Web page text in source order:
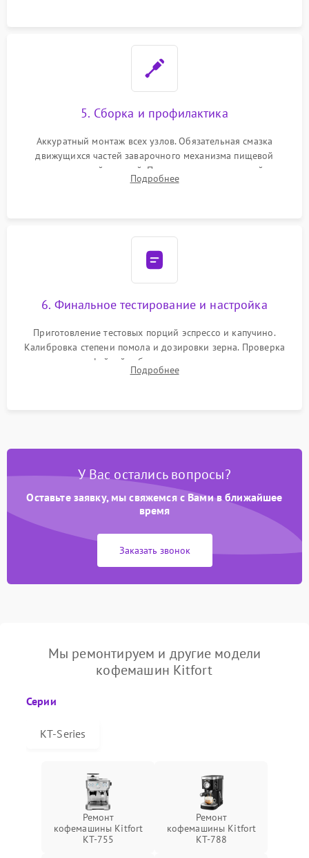
5. Сборка и профилактика
Аккуратный монтаж всех узлов. Обязательная смазка
движущихся частей заварочного механизма пищевой
силиконовой смазкой. Проведение программной
декальцинации и очистки системы от кофейных масел.
Подробнее
6. Финальное тестирование и настройка
Приготовление тестовых порций эспрессо и капучино.
Калибровка степени помола и дозировки зерна. Проверка
плотности кофейной таблетки, температуры напитка и
качества молочной пены. Контроль отсутствия посторонних
Подробнее
У Вас остались вопросы?
Оставьте заявку, мы свяжемся с Вами в ближайшее
время
Заказать звонок
Мы ремонтируем и другие модели
кофемашин Kitfort
Серии
КТ-Series
Ремонт
кофемашины Kitfort
КТ-755
Ремонт
кофемашины Kitfort
КТ-788